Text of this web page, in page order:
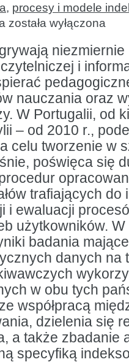
, procesy i modele
Biblioteki
szkolne
i praktyka
katalogowania
w Brazylii
i Portugalii
została wyłączona
niezmiernie
i
nauczania oraz
W Portugalii, od
– od 2010 r.,
celu tworzenie w
poświęca się
trafiających do
i ewaluacji
użytkowników.
badania
danych na
w obu tych
współpracą
dzielenia się
a także zbadanie
specyfiką